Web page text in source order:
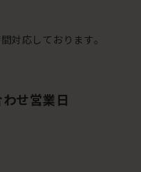
対応しております。
せ営業日